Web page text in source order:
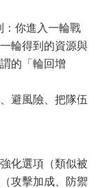
：你進入一輪戰
輪得到的資源與
的「輪回增
避風險、把隊伍
化選項（類似被
攻擊加成、防禦